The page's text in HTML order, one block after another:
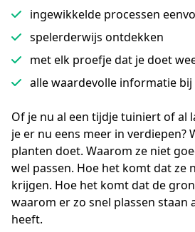
ingewikkelde processen
spelerderwijs ontdekken
met elk proefje dat je doet
alle waardevolle informatie bij
Of je nu al een tijdje tuiniert of al
je er nu eens meer in verdiepen?
planten doet. Waarom ze niet
wel passen. Hoe het komt dat ze
krijgen. Hoe het komt dat de
waarom er zo snel plassen staan
heeft.